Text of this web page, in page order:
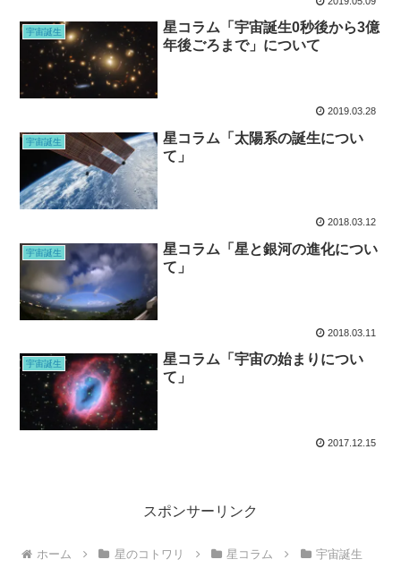
宇宙誕生
星コラム「宇宙誕生0秒後から3億
年後ごろまで」について
2019.03.28
宇宙誕生
星コラム「太陽系の誕生につい
て」
2018.03.12
宇宙誕生
星コラム「星と銀河の進化につい
て」
2018.03.11
宇宙誕生
星コラム「宇宙の始まりについ
て」
2017.12.15
スポンサーリンク
ホーム 星のコトワリ 星コラム 宇宙誕生